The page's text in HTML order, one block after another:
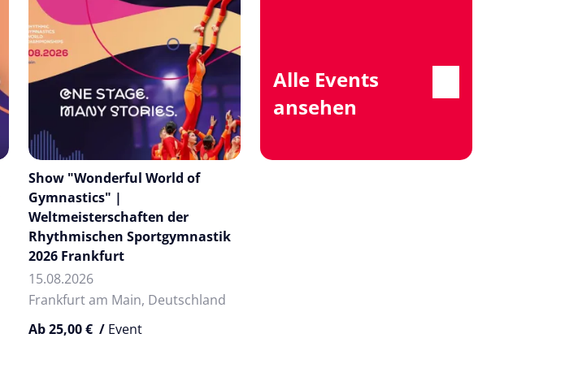
Show "Wonderful World of
Gymnastics" |
Weltmeisterschaften der
Rhythmischen Sportgymnastik
2026 Frankfurt
15.08.2026
Frankfurt am Main, Deutschland
Ab 25,00 € / Event
Alle Events
ansehen